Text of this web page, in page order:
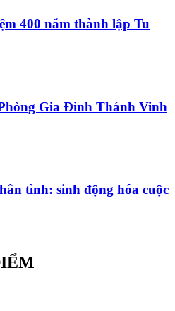
400 năm thành lập Tu
Gia Đình Thánh Vinh
tình: sinh động hóa cuộc